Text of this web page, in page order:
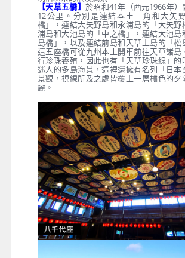
【天草五橋】 於昭和41年（西元1966年）
12公里。分別是連結本土三角和大矢
橋」，連結大矢野島和永浦島的「大矢野
浦島和大池島的「中之橋」，連結大池島
島橋」，以及連結前島和天草上島的「松
這五座橋可從九州本土開車前往天草諸島
行珍珠養殖，因此也有「天草珍珠線」的
迷人的多島海景，這裡還擁有名列「日本
景觀，視線所及之處皆覆上一層橘色的夕
麗。